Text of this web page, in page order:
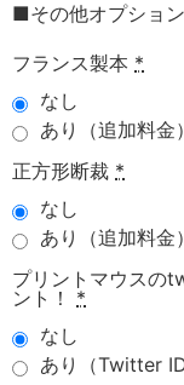
■その他オプショ
フランス製本 *
なし
あり（追加料金）
正方形断裁 *
なし
あり（追加料金）
プリントマウスの
ント！
*
なし
あり（Twitter ID